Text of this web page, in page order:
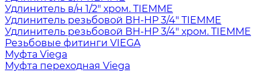
Удлинитель в/н 1/2" хром. TIEMME
Удлинитель резьбовой ВН-НР 3/4" TIEMME
Удлинитель резьбовой ВН-НР 3/4" хром. TIEMME
Резьбовые фитинги VIEGA
Муфта Viega
Муфта переходная Viega